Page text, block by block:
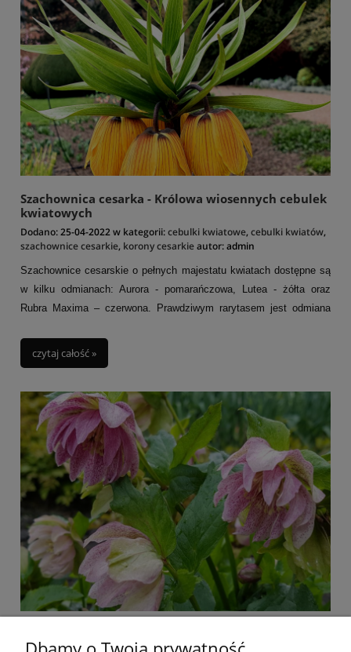
Szachownica cesarka - Królowa wiosennych cebulek
kwiatowych
Dodano:25-04-2022w kategorii:cebulki kwiatowe, cebulki kwiatów,
szachownice cesarkie, korony cesarkieautor:admin
Szachownice cesarskie o pełnych majestatu kwiatach dostępne są
w kilku odmianach: Aurora - pomarańczowa, Lutea - żółta oraz
Rubra Maxima – czerwona. Prawdziwym rarytasem jest odmiana
Szachownice cesarskie naturalnie występują w południowo-
dziurkę wydzielają specyficzną woń ziemi i mchu) sprowadzono do
Europy w XVI w. i od razy zyskały popularność.
Szachownice cesarskie należą do rodziny liliowatych choć w
przeciwieństwie do swoich kuzynek lilii nie kwitną latem, lecz
wiosną na przełomie kwietnia i maja.
Z uwagi na niespotykane kwiaty wokół szachownic zrodziły się
legendy. Jedna z nich opowiada historię pięknej perskiej
księżniczki, która niesłusznie została oskarżona przez męża o
niewierność i wypędzona z pałacu. Wypędzona księżniczka uroniła
tyle łez, że skurczyła się do wielkości kwiatu.
Tworząc kompozycje warto łączyć je z innymi szachownicami,
sadzić w ich pobliżu niskie odmiany tulipanów czy narcyzów.
pełnym Orange Princess i papuzim Texas Gold. Można także
czytaj całość »